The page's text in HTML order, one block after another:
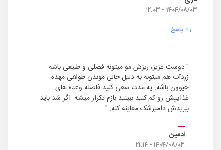
1404/08/03 - 12:03
پاسخ
" دوست عزیز، ریزش مو میتونه فصلی و طبیعی باشه.
زردآب هم میتونه به دلیل خالی موندن طولانی مهده
حیوون باشه. یه مدت سعی کنید فاصله وعده های
غذاییش رو کم کنید ببینید بازم تکرار میشه. اگر شد باید
ببریدش دامپزشک معاینه کنه. "
ادمین
1404/08/03 - 21:14